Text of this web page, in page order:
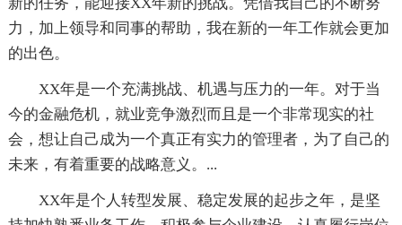
新的任务，能迎接XX年新的挑战。凭借我自己的不断努
力，加上领导和同事的帮助，我在新的一年工作就会更加
的出色。
XX年是一个充满挑战、机遇与压力的一年。对于当
今的金融危机，就业竞争激烈而且是一个非常现实的社
会，想让自己成为一个真正有实力的管理者，为了自己的
未来，有着重要的战略意义。...
XX年是个人转型发展、稳定发展的起步之年，是坚